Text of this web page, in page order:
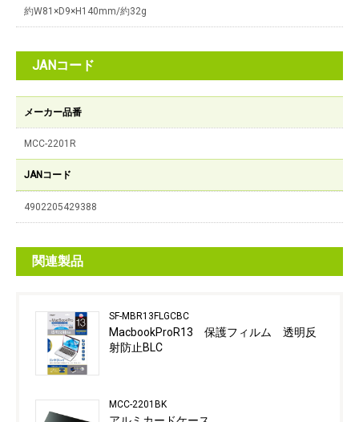
約W81×D9×H140mm/約32g
JANコード
メーカー品番
MCC-2201R
JANコード
4902205429388
関連製品
SF-MBR13FLGCBC
MacbookProR13 保護フィルム 透明反
射防止BLC
MCC-2201BK